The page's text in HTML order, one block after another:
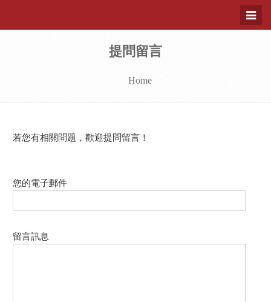
提問留言
Home
若您有相關問題，歡迎提問留言！
您的電子郵件
留言訊息